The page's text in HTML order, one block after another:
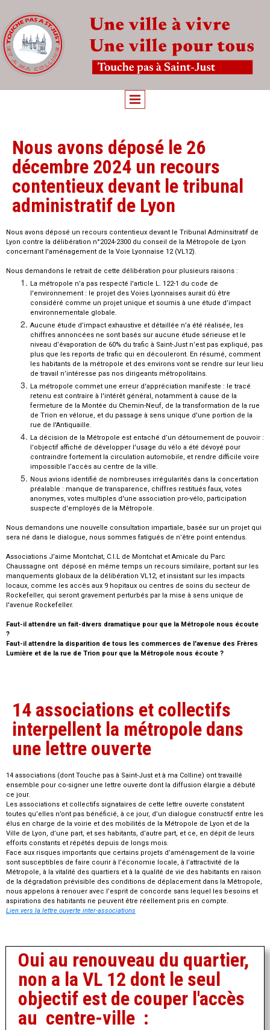
Nous avons déposé le 26
décembre 2024 un recours
contentieux devant le tribunal
administratif de Lyon
Nous avons déposé un recours contentieux devant le Tribunal Adminsitratif de
Lyon contre la délibération n°2024-2300 du conseil de la Métropole de Lyon
concernant l'aménagement de la Voie Lyonnaise 12 (VL12).
Nous demandons le retrait de cette délibération pour plusieurs raisons :
La métropole n’a pas respecté l'article L. 122-1 du code de
l'environnement : le projet des Voies Lyonnaises aurait dû être
considéré comme un projet unique et soumis à une étude d’impact
environnementale globale.
Aucune étude d’impact exhaustive et détaillée n’a été réalisée, les
chiffres annoncées ne sont basés sur aucune étude sérieuse et le
niveau d’évaporation de 60% du trafic à Saint-Just n’est pas expliqué, pas
plus que les reports de trafic qui en découleront. En résumé, comment
les habitants de la métropole et des environs vont se rendre sur leur lieu
de travail n’intéresse pas nos dirigeants métropolitains.
La métropole commet une erreur d'appréciation manifeste : le tracé
retenu est contraire à l'intérêt général, notamment à cause de la
fermeture de la Montée du Chemin-Neuf, de la transformation de la rue
de Trion en vélorue, et du passage à sens unique d'une portion de la
rue de l'Antiquaille.
La décision de la Métropole est entaché d’un détournement de pouvoir :
l'objectif affiché de développer l'usage du vélo a été dévoyé pour
contraindre fortement la circulation automobile, et rendre difficile voire
impossible l’accès au centre de la ville.
Nous avions identifié de nombreuses irrégularités dans la concertation
préalable : manque de transparence, chiffres restitués faux, votes
anonymes, votes multiples d'une association pro-vélo, participation
suspecte d'employés de la Métropole.
Nous demandons une nouvelle consultation impartiale, basée sur un projet qui
sera né dans le dialogue, nous sommes fatigués de n’être point entendus.
Associations J’aime Montchat, C.I.L de Montchat et Amicale du Parc
Chaussagne ont déposé en même temps un recours similaire, portant sur les
manquements globaux de la délibération VL12, et insistant sur les impacts
locaux, comme les accès aux 9 hopitaux ou centres de soins du secteur de
Rockefeller, qui seront gravement perturbés par la mise à sens unique de
l'avenue Rockefeller.
Faut-il attendre un fait-divers dramatique pour que la Métropole nous écoute
?
Faut-il attendre la disparition de tous les commerces de l'avenue des Frères
Lumière et de la rue de Trion pour que la Métropole nous écoute ?
14 associations et collectifs
interpellent la métropole dans
une lettre ouverte
14 associations (dont Touche pas à Saint-Just et à ma Colline) ont travaillé
ensemble pour co-signer une lettre ouverte dont la diffusion élargie a débuté
ce jour.
Les associations et collectifs signataires de cette lettre ouverte constatent
toutes qu’elles n’ont pas bénéficié, à ce jour, d’un dialogue constructif entre les
élus en charge de la voirie et des mobilités de la Métropole de Lyon et de la
Ville de Lyon, d’une part, et ses habitants, d’autre part, et ce, en dépit de leurs
efforts constants et répétés depuis de longs mois.
Face aux risques importants que certains projets d’aménagement de la voirie
sont susceptibles de faire courir à l’économie locale, à l’attractivité de la
Métropole, à la vitalité des quartiers et à la qualité de vie des habitants en raison
de la dégradation prévisible des conditions de déplacement dans la Métropole,
nous appelons à renouer avec l’esprit de concorde sans lequel les besoins et
aspirations des habitants ne peuvent être réellement pris en compte.
Lien vers la lettre ouverte inter-associations
Oui au renouveau du quartier,
non a la VL 12 dont le seul
objectif est de couper l'accès
au centre-ville :